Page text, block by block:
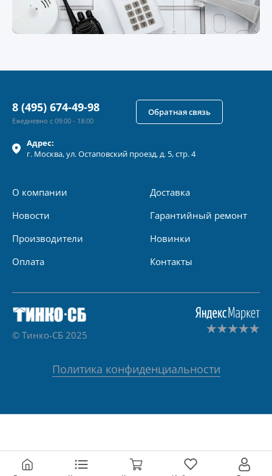
Адрес:
г. Москва, ул.Остаповский проезд, д. 5, стр. 4
О компании
Новости
Производители
Оплата
Доставка
Гарантийный ремонт
Новинки
Контакты
8 (495) 674-49-98
Ежедневно с 09:00 - 18:00
Обратная связь
© Тинко-СБ 2025
Политика конфиденциальности